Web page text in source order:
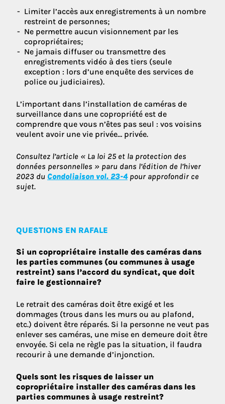
Limiter l’accès aux enregistrements à un nombre
restreint de personnes;
Ne permettre aucun visionnement par les
copropriétaires;
Ne jamais diffuser ou transmettre des
enregistrements vidéo à des tiers (seule
exception : lors d’une enquête des services de
police ou judiciaires).
L’important dans l’installation de caméras de
surveillance dans une copropriété est de
comprendre que vous n’êtes pas seul : vos voisins
veulent avoir une vie privée… privée.
Consultez l’article « La loi 25 et la protection des
données personnelles » paru dans l’édition de l’hiver
2023 du Condoliaison vol. 23-4pour approfondir ce
sujet.
QUESTIONS EN RAFALE
Si un copropriétaire installe des caméras dans
les parties communes (ou communes à usage
restreint) sans l’accord du syndicat, que doit
faire le gestionnaire?
Le retrait des caméras doit être exigé et les
dommages (trous dans les murs ou au plafond,
etc.) doivent être réparés. Si la personne ne veut pas
enlever ses caméras, une mise en demeure doit être
envoyée. Si cela ne règle pas la situation, il faudra
recourir à une demande d’injonction.
Quels sont les risques de laisser un
copropriétaire installer des caméras dans les
parties communes à usage restreint?